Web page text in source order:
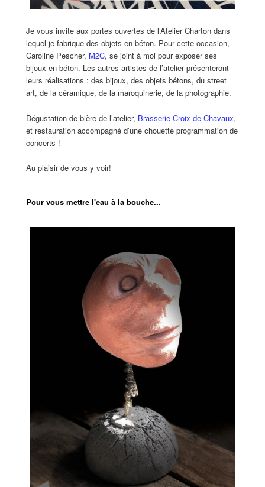
Je vous invite aux portes ouvertes de l’Atelier Charton dans
lequel je fabrique des objets en béton. Pour cette occasion,
Caroline Pescher, M2C, se joint à moi pour exposer ses
bijoux en béton. Les autres artistes de l’atelier présenteront
leurs réalisations : des bijoux, des objets bétons, du street
art, de la céramique, de la maroquinerie, de la photographie.
Dégustation de bière de l’atelier, Brasserie Croix de Chavaux,
et restauration accompagné d’une chouette programmation de
concerts !
Au plaisir de vous y voir!
Pour vous mettre l'eau à la bouche...